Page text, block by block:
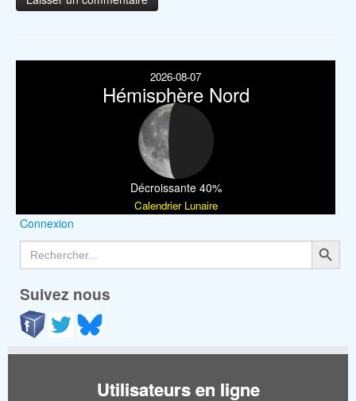
2026-08-07
Hémisphère Nord
Décroissante 40%
Calendrier Lunaire
Connexion
Search
for:
Search Button
Suivez nous
Utilisateurs en ligne